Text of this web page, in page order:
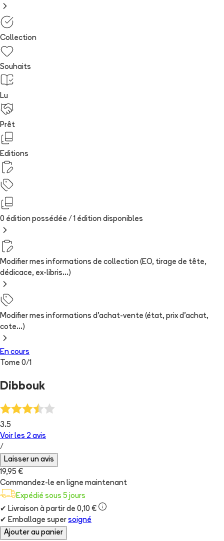
Collection
Souhaits
Lu
Prêt
Editions
0 édition possédée / 1 édition disponibles
Modifier mes informations de collection (EO, tirage de tête,
dédicace, ex-libris...)
Modifier mes informations d'achat-vente (état, prix d'achat,
cote...)
En cours
Tome 0/1
Dibbouk
3.5
Voir les 2 avis
/
Laisser un avis
19,95 €
Commandez-le en ligne maintenant
Expédié sous 5 jours
✔ Livraison à partir de 0,10 €
✔ Emballage super soigné
Ajouter au panier